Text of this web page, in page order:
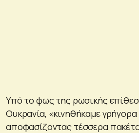
Υπό το φως της ρωσικής
Ουκρανία, «κινηθήκαμε
αποφασίζοντας τέσσερα